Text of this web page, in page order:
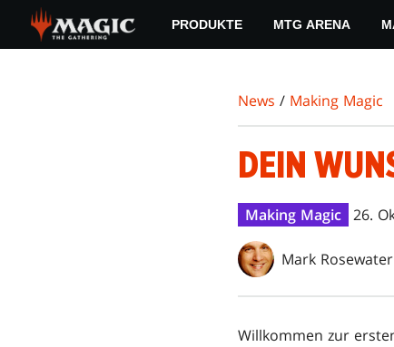
main
PRODUKTE MTG ARENA
News / Making Magic
DEIN
Making Magic 26.
Mark Rosewater
Willkommen zur